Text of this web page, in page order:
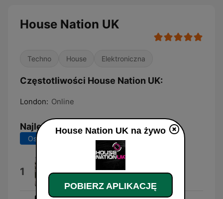
House Nation UK
Techno House Elektroniczna
Częstotliwości House Nation UK:
London: Online
Najlepsze piosenki
Ostatnie 7 dni Ostatnie 30 dni
1
House Nation UK na żywo
POBIERZ APLIKACJĘ